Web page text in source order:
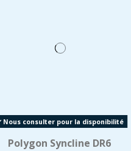
Nous consulter pour la disponibilité
Polygon Syncline DR6